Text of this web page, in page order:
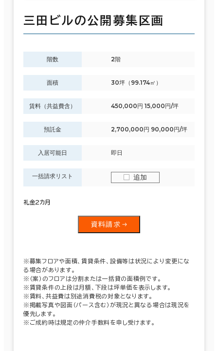
三田ビルの公開募集区画
階数 2階
面積 30坪（99.174㎡）
賃料（共益費含） 450,000円 15,000円/坪
預託金 2,700,000円 90,000円/坪
入居可能日 即日
一括請求リスト 追加
礼金2カ月
資料請求
※募集フロアや面積、賃貸条件、設備等は状況により変更にな
る場合があります。
※（案）のフロアは分割または一括貸の面積例です。
※賃貸条件の上段は月額、下段は坪単価を表示します。
※賃料、共益費は別途消費税の対象となります。
※掲載写真や図面（パース含む）が現況と異なる場合は現況を
優先します。
※ご成約時は規定の仲介手数料を申し受けます。